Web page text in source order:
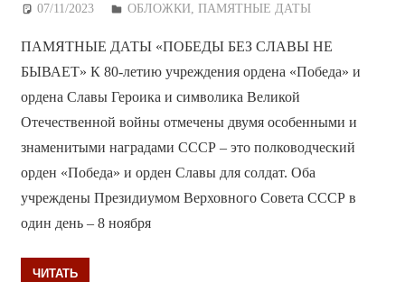
07/11/2023 Дежурный по Редакции
ОБЛОЖКИ ,ПАМЯТНЫЕ ДАТЫ
ПАМЯТНЫЕ ДАТЫ «ПОБЕДЫ БЕЗ СЛАВЫ НЕ
БЫВАЕТ» К 80-летию учреждения ордена «Победа» и
ордена Славы Героика и символика Великой
Отечественной войны отмечены двумя особенными и
знаменитыми наградами СССР – это полководческий
орден «Победа» и орден Славы для солдат. Оба
учреждены Президиумом Верховного Совета СССР в
один день – 8 ноября
ЧИТАТЬ